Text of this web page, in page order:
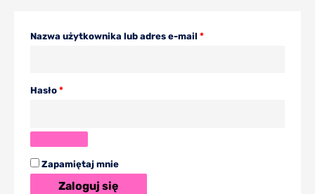
Nazwa użytkownika lub adres e-mail *
Hasło *
Zapamiętaj mnie
Zaloguj się